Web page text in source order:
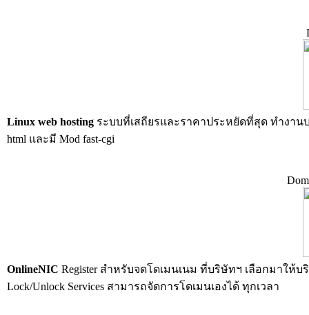
Linux web hosting ระบบที่เสถียรและราคาประหยัดที่สุด ทำงานบ
html และมี Mod fast-cgi
OnlineNIC Register สำหรับจดโดเมนเนม ที่บริษัทฯ เลือกมาให้บ
Lock/Unlock Services สามารถจัดการโดเมนเองได้ ทุกเวลา